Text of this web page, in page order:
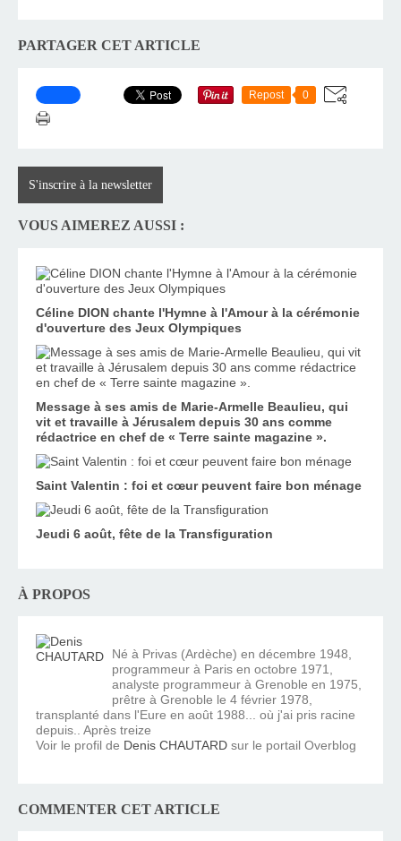
PARTAGER CET ARTICLE
Repost 0
S'inscrire à la newsletter
VOUS AIMEREZ AUSSI :
Céline DION chante l'Hymne à l'Amour à la cérémonie
d'ouverture des Jeux Olympiques
Message à ses amis de Marie-Armelle Beaulieu, qui
vit et travaille à Jérusalem depuis 30 ans comme
rédactrice en chef de « Terre sainte magazine ».
Saint Valentin : foi et cœur peuvent faire bon ménage
Jeudi 6 août, fête de la Transfiguration
À PROPOS
Né à Privas (Ardèche) en décembre 1948,
programmeur à Paris en octobre 1971,
analyste programmeur à Grenoble en 1975,
prêtre à Grenoble le 4 février 1978,
transplanté dans l'Eure en août 1988... où j'ai pris racine
depuis.. Après treize
Voir le profil de Denis CHAUTARD sur le portail Overblog
COMMENTER CET ARTICLE